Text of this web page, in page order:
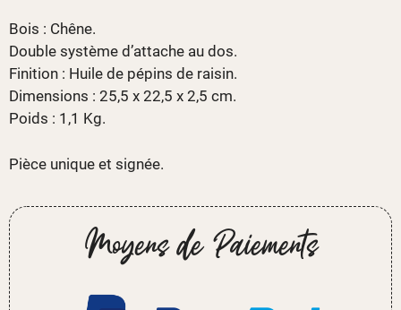
Bois : Chêne.
Double système d’attache au dos.
Finition : Huile de pépins de raisin.
Dimensions : 25,5 x 22,5 x 2,5 cm.
Poids : 1,1 Kg.
Pièce unique et signée.
Moyens de Paiements